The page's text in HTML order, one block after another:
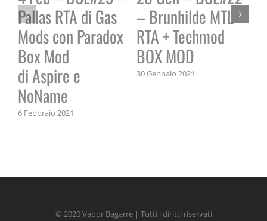
Pallas RTA di Gas
Mods con Paradox
Box Mod
di Aspire e
NoName
6 Febbraio 2021
– Brunhilde MTL
RTA + Techmod
BOX MOD
30 Gennaio 2021
© 2020 Vapor Bagarre | Tutti i diritti riservati